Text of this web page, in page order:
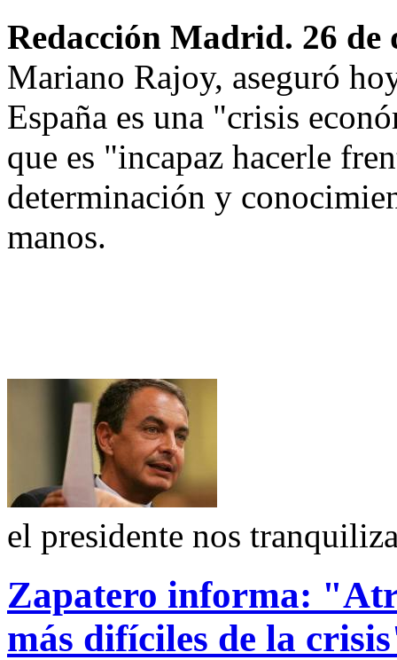
Redacción Madrid. 26
Mariano Rajoy, aseguró
España es una "crisis
que es "incapaz hacerle
determinación y
manos.
el presidente nos
Zapatero informa:
más difíciles de la